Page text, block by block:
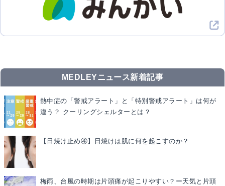
MEDLEYニュース新着記事
熱中症の「警戒アラート」と「特別警戒アラート」は何が
違う？ クーリングシェルターとは？
【日焼け止め④】日焼けは肌に何を起こすのか？
梅雨、台風の時期は片頭痛が起こりやすい？ー天気と片頭